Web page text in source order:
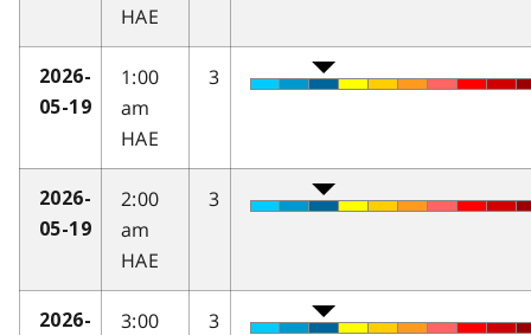
HAE
2026-
05-19
1:00
am
HAE
3
2026-
05-19
2:00
am
HAE
3
2026-
3:00
3